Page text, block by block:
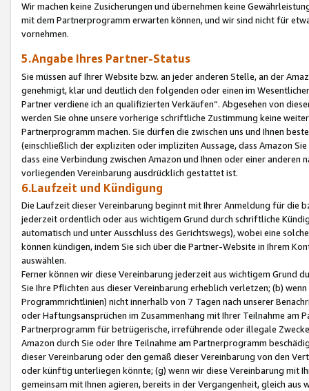
Wir machen keine Zusicherungen und übernehmen keine
mit dem Partnerprogramm erwarten können, und wir sind nicht für
vornehmen.
5.Angabe Ihres Partner-Status
Sie müssen auf Ihrer Website bzw. an jeder anderen Stelle, an der
genehmigt, klar und deutlich den folgenden oder einen im
Partner verdiene ich an qualifizierten Verkäufen“. Abgesehen von
werden Sie ohne unsere vorherige schriftliche Zustimmung keine
Partnerprogramm machen. Sie dürfen die zwischen uns und Ihnen
(einschließlich der expliziten oder impliziten Aussage, dass Amazon
dass eine Verbindung zwischen Amazon und Ihnen oder einer
vorliegenden Vereinbarung ausdrücklich gestattet ist.
6.Laufzeit und Kündigung
Die Laufzeit dieser Vereinbarung beginnt mit Ihrer Anmeldung für die
jederzeit ordentlich oder aus wichtigem Grund durch schriftliche
automatisch und unter Ausschluss des Gerichtswegs), wobei eine
können kündigen, indem Sie sich über die Partner-Website in Ihrem
auswählen.
Ferner können wir diese Vereinbarung jederzeit aus wichtigem Grund
Sie Ihre Pflichten aus dieser Vereinbarung erheblich verletzen; (b)
Programmrichtlinien) nicht innerhalb von 7 Tagen nach unserer
oder Haftungsansprüchen im Zusammenhang mit Ihrer Teilnahme am
Partnerprogramm für betrügerische, irreführende oder illegale
Amazon durch Sie oder Ihre Teilnahme am Partnerprogramm
dieser Vereinbarung oder den gemäß dieser Vereinbarung von den
oder künftig unterliegen könnte; (g) wenn wir diese Vereinbarung mit
gemeinsam mit Ihnen agieren, bereits in der Vergangenheit, gleich